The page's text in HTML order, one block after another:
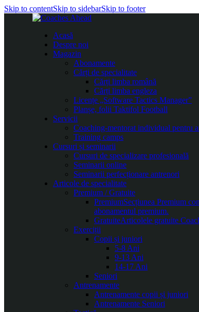
Skip to contentSkip to sidebarSkip to footer
Acasă
Despre noi
Magazin
Abonamente
Cărți de specialitate
Cărți limba română
Cărți limba engleza
Licențe „Software Tactics Manager”
Planșe, folii Taktifol Football
Servicii
Coaching-mentorat individual pentru
Training camps
Cursuri și seminarii
Cursuri de specializare profesională
Seminarii online
Seminarii perfecționare antrenori
Articole de specialitate
Premium / Gratuite
PremiumSecțiunea Premium
abonamentul premium.
GratuiteArticolele gratuite
Exerciții
Copii și juniori
5-8 Ani
9-13 Ani
14-17 Ani
Seniori
Antrenamente
Antrenamente copii și juniori
Antrenamente Seniori